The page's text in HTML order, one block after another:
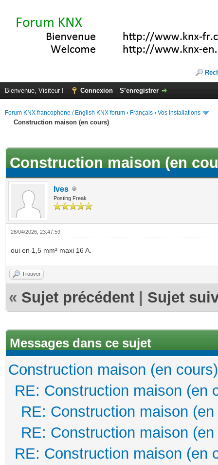
Bienvenue, Visiteur ! Connexion S’enregistrer
Forum KNX francophone / English KNX forum › Français › Vos installations
Construction maison (en cours)
Construction maison (en
Ives
Posting Freak
26/04/2026, 23:47:59
oui en 1,5 mm² maxi 16 A.
Trouver
« Sujet précédent Sujet
Messages dans ce sujet
Construction maison (en cours)
RE: Construction maison (en
RE: Construction maison
RE: Construction maison
RE: Construction maison (en